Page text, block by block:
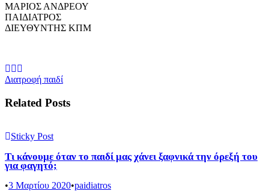
ΜΑΡΙΟΣ ΑΝΔΡΕΟΥ
ΠΑΙΔΙΑΤΡΟΣ
ΔΙΕΥΘΥΝΤΗΣ ΚΠΜ
Διατροφή παιδί
Related Posts
Sticky Post
Τι κάνουμε όταν το παιδί μας χάνει ξαφνικά την όρεξή του
για φαγητό;
•3 Μαρτίου 2020•paidiatros